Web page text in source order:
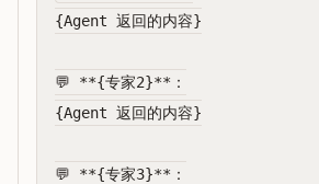
{Agent 返回的内容}
💬 **{专家2}**：
{Agent 返回的内容}
💬 **{专家3}**：